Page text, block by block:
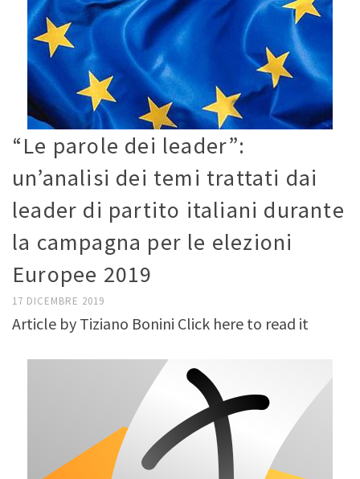
“Le parole dei leader”:
un’analisi dei temi trattati dai
leader di partito italiani durante
la campagna per le elezioni
Europee 2019
17 DICEMBRE 2019
Article by Tiziano Bonini Click here to read it